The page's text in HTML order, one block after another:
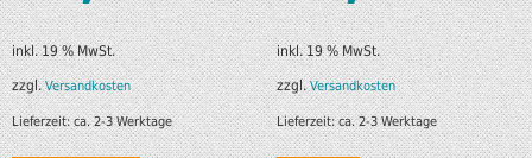
inkl. 19 % MwSt.
zzgl.Versandkosten
Lieferzeit:ca. 2-3 Werktage
inkl. 19 % MwSt.
zzgl.Versandkosten
Lieferzeit:ca. 2-3 Werktage